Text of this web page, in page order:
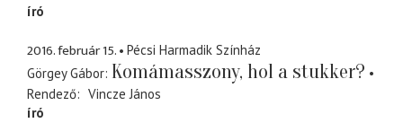
író
2016. február 15.
Pécsi Harmadik Színház
Görgey Gábor Komámasszony, hol a stukker?
Rendező
Vincze János
író